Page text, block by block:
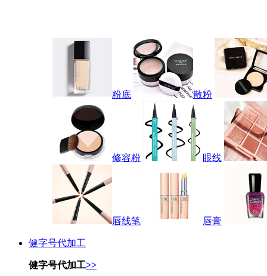
粉底 散粉
修容粉 眼线
唇线笔 唇膏
健字号代加工
健字号代加工>>